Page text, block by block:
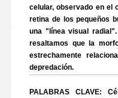
celular, observado en el
retina de los pequeños
una "línea visual
resaltamos que la
estrechamente
depredación.
PALABRAS CLAVE: